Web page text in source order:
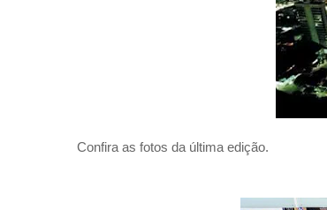
Confira as fotos da última edição.